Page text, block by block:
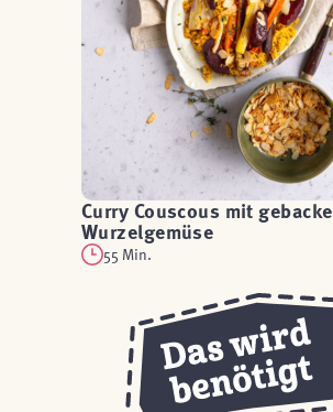
Curry Couscous mit
Wurzelgemüse
55 Min.